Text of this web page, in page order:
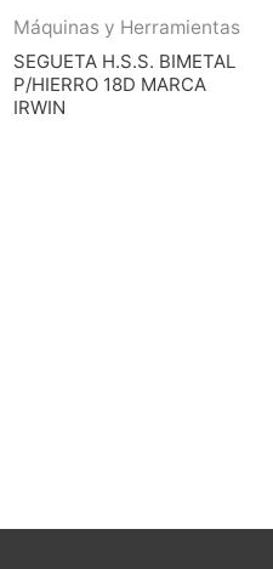
Máquinas y Herramientas
SEGUETA H.S.S. BIMETAL
P/HIERRO 18D MARCA
IRWIN